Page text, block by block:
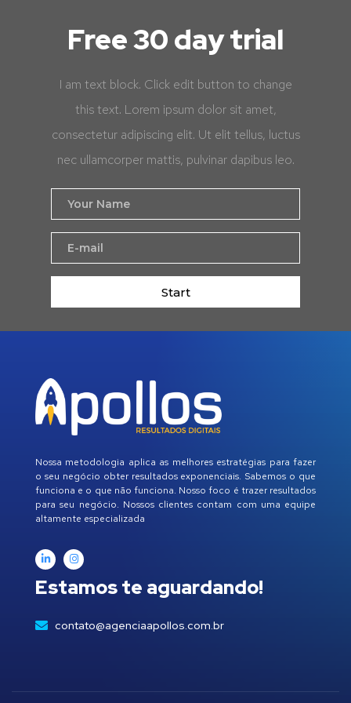
Free 30 day trial
I am text block. Click edit button to change
this text. Lorem ipsum dolor sit amet,
consectetur adipiscing elit. Ut elit tellus, luctus
nec ullamcorper mattis, pulvinar dapibus leo.
Start
Nossa metodologia aplica as melhores estratégias para fazer
o seu negócio obter resultados exponenciais. Sabemos o que
funciona e o que não funciona. Nosso foco é trazer resultados
para seu negócio. Nossos clientes contam com uma equipe
altamente especializada
Estamos te aguardando!
contato@agenciaapollos.com.br